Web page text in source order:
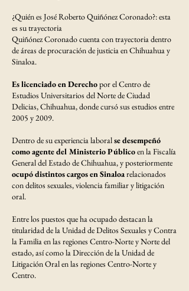
¿Quién es José Roberto Quiñónez Coronado?: esta
es su trayectoria
Quiñónez Coronado cuenta con trayectoria dentro
de áreas de procuración de justicia en Chihuahua y
Sinaloa.
Es licenciado en Derechopor el Centro de
Estudios Universitarios del Norte de Ciudad
Delicias, Chihuahua, donde cursó sus estudios entre
2005 y 2009.
Dentro de su experiencia laboralse desempeñó
como agente del Ministerio Públicoen la Fiscalía
General del Estado de Chihuahua, y posteriormente
ocupó distintos cargos en Sinaloarelacionados
con delitos sexuales, violencia familiar y litigación
oral.
Entre los puestos que ha ocupado destacan la
titularidad de la Unidad de Delitos Sexuales y Contra
la Familia en las regiones Centro-Norte y Norte del
estado, así como la Dirección de la Unidad de
Litigación Oral en las regiones Centro-Norte y
Centro.